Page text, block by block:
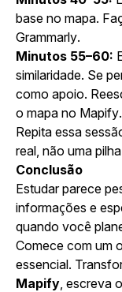
base no mapa.
Grammarly.
Minutos 55–60:
similaridade. Se
como apoio.
o mapa no Mapify.
Repita essa
real, não uma
Conclusão
Estudar parece
informações e
quando você
Comece com um
essencial.
Mapify , escreva